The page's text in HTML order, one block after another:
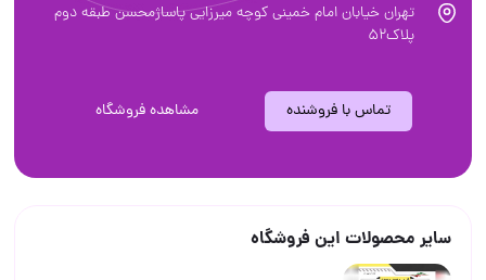
تهران خیابان امام خمینی کوچه میرزایی پاساژمحسن طبقه دوم
پلاک۵۲
تماس با فروشنده مشاهده فروشگاه
سایر محصولات این فروشگاه